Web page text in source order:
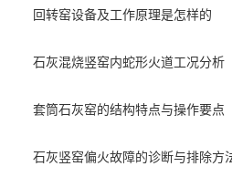
回转窑设备及工作原理是怎样的
石灰混烧竖窑内蛇形火道工况分析
套筒石灰窑的结构特点与操作要点
石灰竖窑偏火故障的诊断与排除方